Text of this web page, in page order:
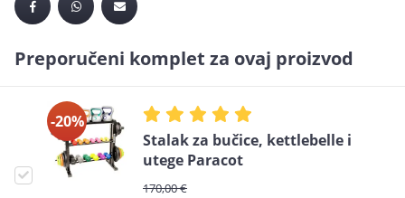
Preporučeni komplet za ovaj proizvod
-20%
Stalak za bučice, kettlebelle i
utege Paracot
170,00 €